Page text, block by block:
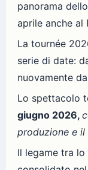
panorama
aprile anche al
La tournée
serie di date:
nuovamente
Lo spettacolo
giugno 2026,
produzione e il
Il legame tra